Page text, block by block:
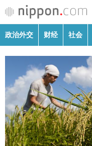
政治外交
财经
政治外交 财经 社会